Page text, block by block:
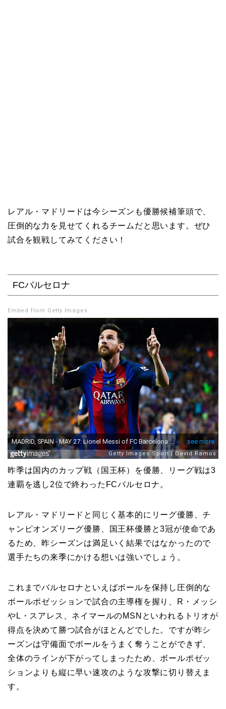
レアル・マドリードは今シーズンも優勝候補筆頭で、
圧倒的な力を見せてくれるチームだと思います。ぜひ
試合を観戦してみてください！
FCバルセロナ
Embed from Getty Images
昨季は国内のカップ戦（国王杯）を優勝、リーグ戦は3
連覇を逃し2位で終わったFCバルセロナ。
レアル・マドリードと同じく基本的にリーグ優勝、チ
ャンピオンズリーグ優勝、国王杯優勝と3冠が使命であ
るため、昨シーズンは満足いく結果ではなかったので
選手たちの来季にかける想いは強いでしょう。
これまでバルセロナといえばボールを保持し圧倒的な
ボールポゼッションで試合の主導権を握り、R・メッシ
やL・スアレス、ネイマールのMSNといわれるトリオが
得点を決めて勝つ試合がほとんどでした。ですが昨シ
ーズンは守備面でボールをうまく奪うことができず、
全体のラインが下がってしまったため、ボールポゼッ
ションよりも縦に早い速攻のような攻撃に切り替えま
す。